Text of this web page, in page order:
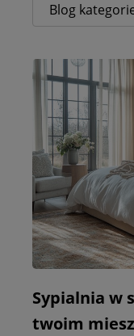
Blog
Sypialnia w
twoim